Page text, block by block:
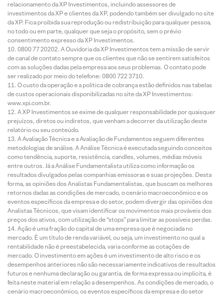
relacionamento da XP Investimentos, incluindo assessores de
investimentos da XP e clientes da XP, podendo também ser divulgado no site
da XP. Fica proibida sua reprodução ou redistribuição para qualquer pessoa,
no todo ou em parte, qualquer que seja o propósito, sem o prévio
consentimento expresso da XP Investimentos.
0800 77 20202. A Ouvidoria da XP Investimentos tem a missão de servir
de canal de contato sempre que os clientes que não se sentirem satisfeitos
com as soluções dadas pela empresa aos seus problemas. O contato pode
ser realizado por meio do telefone: 0800 722 3710.
O custo da operação e a política de cobrança estão definidos nas tabelas
de custos operacionais disponibilizadas no site da XP Investimentos:
www.xpi.com.br.
A XP Investimentos se exime de qualquer responsabilidade por quaisquer
prejuízos, diretos ou indiretos, que venham a decorrer da utilização deste
relatório ou seu conteúdo.
A Avaliação Técnica e a Avaliação de Fundamentos seguem diferentes
metodologias de análise. A Análise Técnica é executada seguindo conceitos
como tendência, suporte, resistência, candles, volumes, médias móveis
entre outros. Já a Análise Fundamentalista utiliza como informação os
resultados divulgados pelas companhias emissoras e suas projeções. Desta
forma, as opiniões dos Analistas Fundamentalistas, que buscam os melhores
retornos dadas as condições de mercado, o cenário macroeconômico e os
eventos específicos da empresa e do setor, podem divergir das opiniões dos
Analistas Técnicos, que visam identificar os movimentos mais prováveis dos
preços dos ativos, com utilização de “stops” para limitar as possíveis perdas.
Ação é uma fração do capital de uma empresa que é negociada no
mercado. É um título de renda variável, ou seja, um investimento no qual a
rentabilidade não é preestabelecida, varia conforme as cotações de
mercado. O investimento em ações é um investimento de alto risco e os
desempenhos anteriores não são necessariamente indicativos de resultados
futuros e nenhuma declaração ou garantia, de forma expressa ou implícita, é
feita neste material em relação a desempenhos. As condições de mercado, o
cenário macroeconômico, os eventos específicos da empresa e do setor